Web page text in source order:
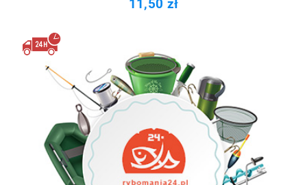
11,50 zł